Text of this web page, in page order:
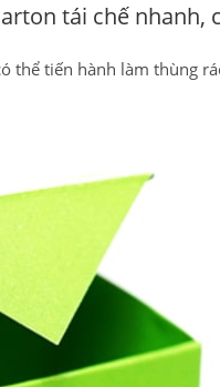
tái chế nhanh,
thể tiến hành làm thùng